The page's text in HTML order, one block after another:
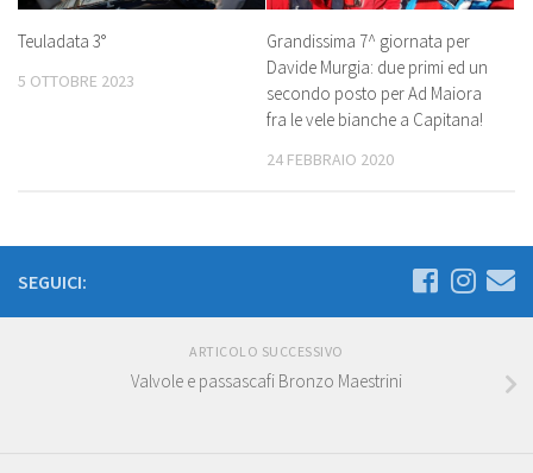
Teuladata 3°
5 OTTOBRE 2023
Grandissima 7^ giornata per
Davide Murgia: due primi ed un
secondo posto per Ad Maiora
fra le vele bianche a Capitana!
24 FEBBRAIO 2020
SEGUICI:
ARTICOLO SUCCESSIVO
Valvole e passascafi Bronzo Maestrini